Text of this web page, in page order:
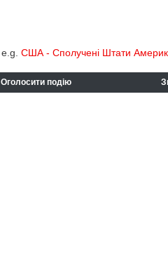
e.g. США - Сполучені Штати
Оголосити подію